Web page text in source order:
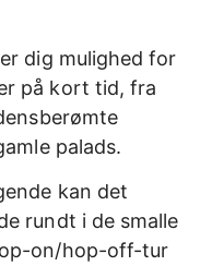
dig mulighed for
på kort tid, fra
palads.
kan det
rundt i de smalle
on/hop-off-tur